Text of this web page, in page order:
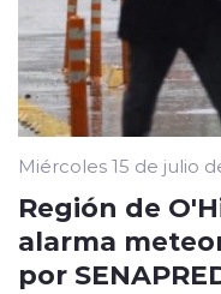
Miércoles 15 de julio
Región de
alarma
por